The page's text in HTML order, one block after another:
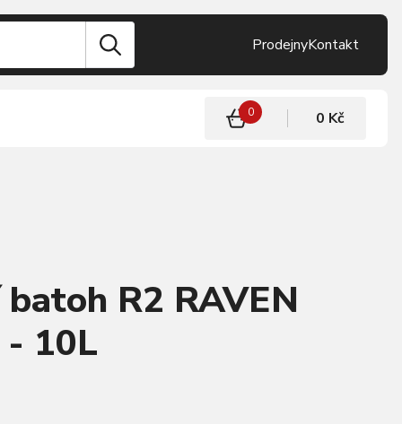
ProdejnyKontakt
0 0 Kč
R2 RAVEN
- 10L